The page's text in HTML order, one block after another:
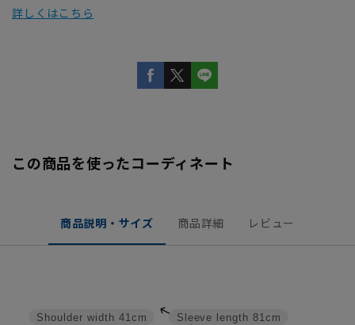
詳しくはこちら
この商品を使ったコーディネート
商品説明・サイズ 商品詳細 レビュー
Sleeve length 81cm
Shoulder width 41cm